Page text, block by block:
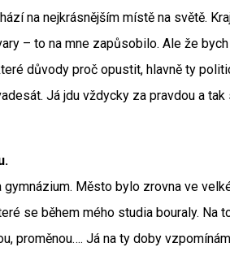
na nejkrásnějším místě na světě.
– to na mne zapůsobilo. Ale že
důvody proč opustit, hlavně ty
Já jdu vždycky za pravdou a tak
Město bylo zrovna ve
se během mého studia bouraly. Na
proměnou…. Já na ty doby